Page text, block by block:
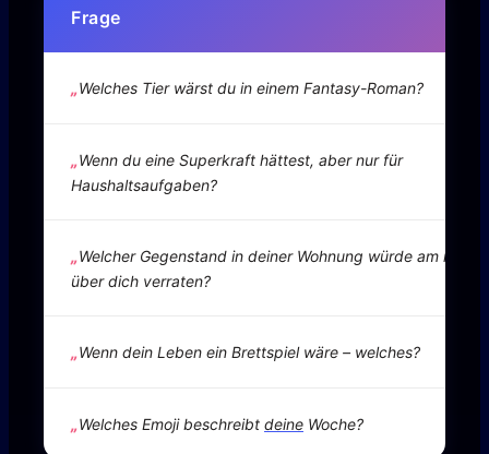
Frage
Welches Tier wärst du in einem Fantasy-Roman?
Wenn du eine Superkraft hättest, aber nur für
Haushaltsaufgaben?
Welcher Gegenstand in deiner Wohnung würde am
über dich verraten?
Wenn dein Leben ein Brettspiel wäre – welches?
Welches Emoji beschreibt deine Woche?